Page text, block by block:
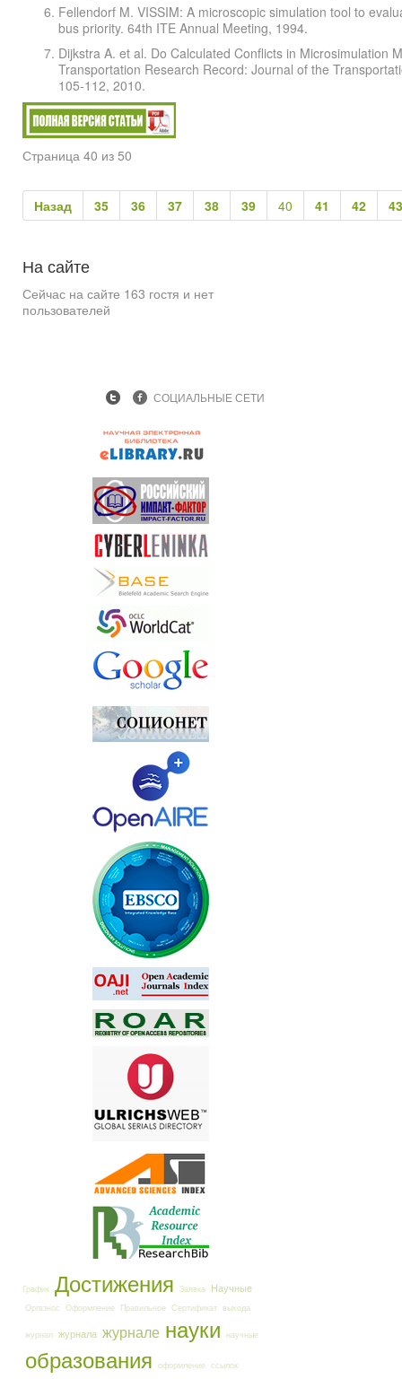
Fellendorf M. VISSIM: A microscopic simulation tool to
bus priority. 64th ITE Annual Meeting, 1994.
Dijkstra A. et al. Do Calculated Conflicts in Microsimulation
Transportation Research Record: Journal of the
105-112, 2010.
Страница 40 из 50
Назад 35 36 37 38 39 40 41 42 43
На сайте
Сейчас на сайте 163 гостя и нет
пользователей
СОЦИАЛЬНЫЕ СЕТИ
График Достижения Заявка Научные
Оргвзнос Оформление Правильное Сертификат выхода
журнал журнала журнале науки научные
образования оформление ссылок